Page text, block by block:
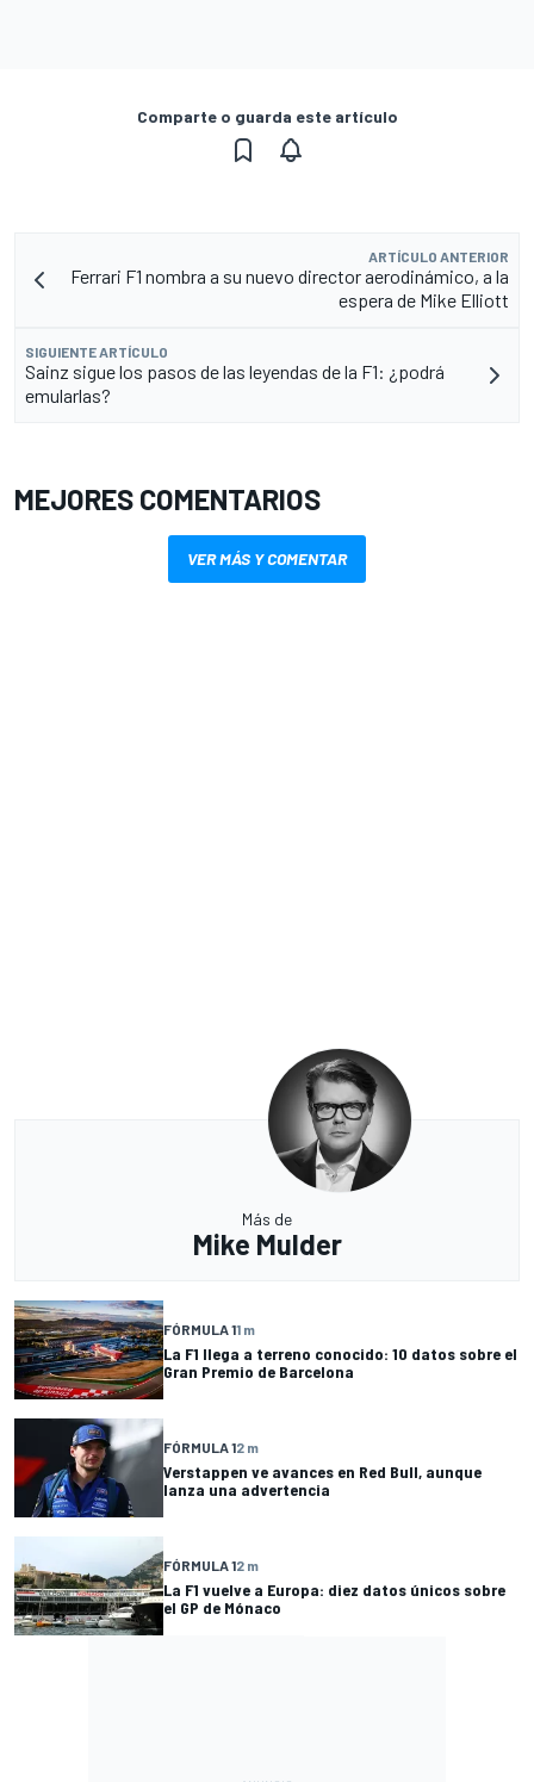
Comparte o guarda este artículo
ARTÍCULO ANTERIOR
Ferrari F1 nombra a su nuevo director aerodinámico, a la
espera de Mike Elliott
SIGUIENTE ARTÍCULO
Sainz sigue los pasos de las leyendas de la F1: ¿podrá
emularlas?
MEJORES COMENTARIOS
VER MÁS Y COMENTAR
Más de
Mike Mulder
FÓRMULA 11 m
La F1 llega a terreno conocido: 10 datos sobre el
Gran Premio de Barcelona
FÓRMULA 12 m
Verstappen ve avances en Red Bull, aunque
lanza una advertencia
FÓRMULA 12 m
La F1 vuelve a Europa: diez datos únicos sobre
el GP de Mónaco